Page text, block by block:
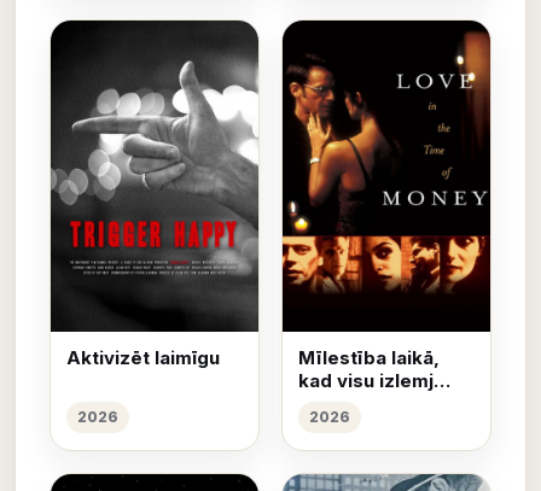
Aktivizēt laimīgu
2026
Mīlestība laikā,
kad visu izlemj
2026